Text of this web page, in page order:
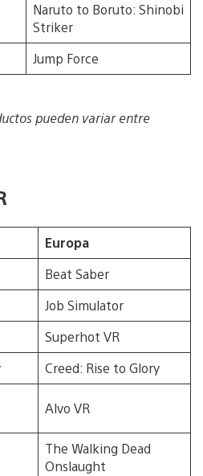
Naruto to Boruto: Shinobi
Striker
Jump Force
pueden variar entre
Europa
Beat Saber
Job Simulator
Superhot VR
Creed: Rise to Glory
Alvo VR
The Walking Dead
Onslaught